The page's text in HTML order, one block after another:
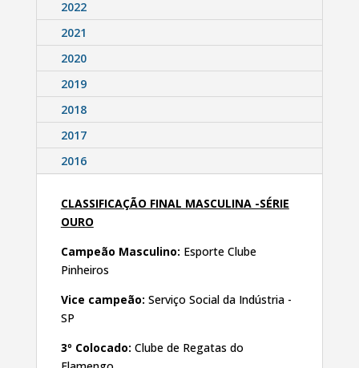
2022
2021
2020
2019
2018
2017
2016
CLASSIFICAÇÃO FINAL MASCULINA -SÉRIE
OURO
Campeão Masculino: Esporte Clube
Pinheiros
Vice campeão: Serviço Social da Indústria -
SP
3º Colocado: Clube de Regatas do